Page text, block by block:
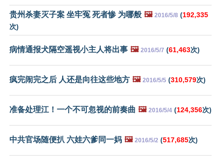
贵州杀妻灭子案 坐牢冤 死者惨 为哪般 🖼️ 2016/5/8 (192,335
次)
病情通报犬隔空遥视小主人将出事 🖼️ 2016/5/7 (61,463次)
疯完闹完之后 人还是向往这些地方 🖼️ 2016/5/5 (310,579次)
准备处理江！一个不可忽视的前奏曲 🖼️ 2016/5/4 (124,356次)
中共官场随便扒 六娃六爹同一妈 🖼️ 2016/5/2 (517,685次)